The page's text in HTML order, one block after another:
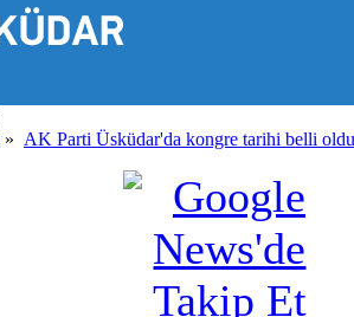
» AK Parti Üsküdar'da kongre tarihi belli oldu